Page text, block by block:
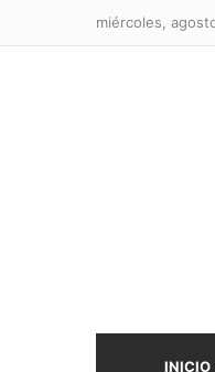
miércoles,
INICIO